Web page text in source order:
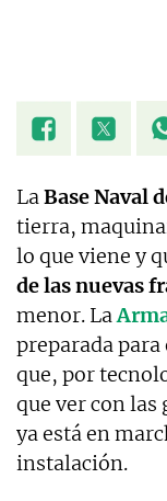
LaBase Naval
tierra,
lo que viene y
de las nuevas
menor. La
preparada
que, por
que ver con
ya está en
instalación.